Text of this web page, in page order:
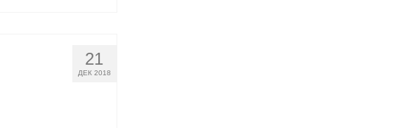
21
ДЕК 2018